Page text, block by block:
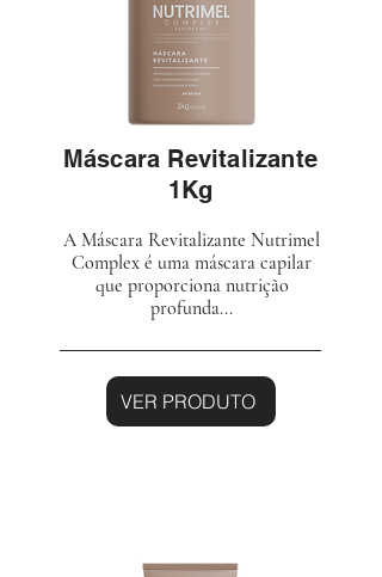
Máscara Revitalizante
1Kg
A Máscara Revitalizante Nutrimel
Complex é uma máscara capilar
que proporciona nutrição
profunda...
VER PRODUTO